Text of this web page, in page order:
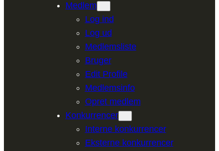
Medlem
Log ind
Log ud
Medlemsliste
Bruger
Edit Profile
Medlemsinfo
Opret medlem
Konkurrencer
Interne konkurrencer
Eksterne konkurrencer